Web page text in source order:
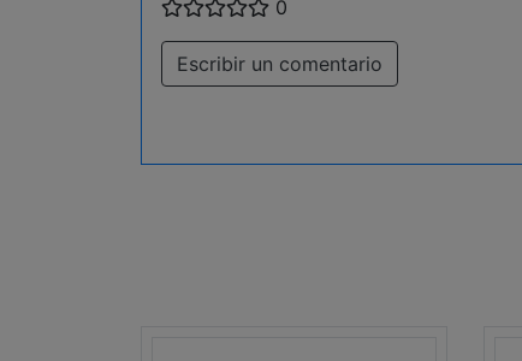
0
Escribir un comentario